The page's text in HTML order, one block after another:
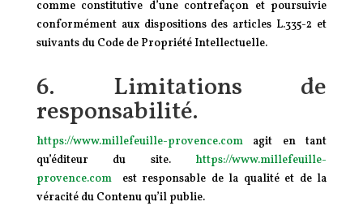
comme constitutive d’une contrefaçon et poursuivie
conformément aux dispositions des articles L.335-2 et
suivants du Code de Propriété Intellectuelle.
6. Limitations de
responsabilité.
https://www.millefeuille-provence.comagit en tant
qu’éditeur du site. https://www.millefeuille-
provence.comest responsable de la qualité et de la
véracité du Contenu qu’il publie.